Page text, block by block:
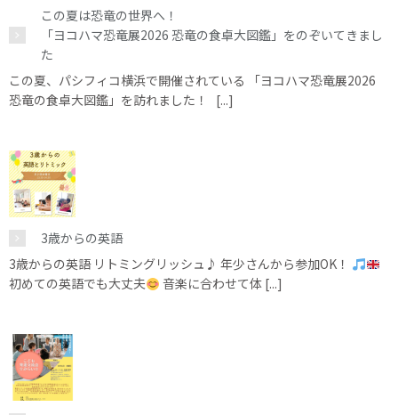
この夏は恐竜の世界へ！
「ヨコハマ恐竜展2026 恐竜の食卓大図鑑」をのぞいてきまし
た
この夏、パシフィコ横浜で開催されている 「ヨコハマ恐竜展2026
恐竜の食卓大図鑑」を訪れました！ [...]
3歳からの英語
3歳からの英語 リトミングリッシュ♪ 年少さんから参加OK！
初めての英語でも大丈夫
音楽に合わせて体 [...]